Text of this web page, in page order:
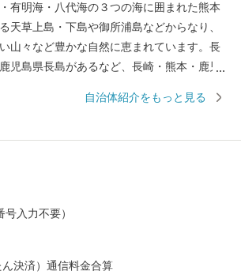
有明海・八代海の３つの海に囲まれた熊本
天草上島・下島や御所浦島などからなり、
山々など豊かな自然に恵まれています。長
児島県長島があるなど、長崎・熊本・鹿児
分野において、さらなる発展が期待される
自治体紹介をもっと見る
号入力不要）
ん決済）通信料金合算